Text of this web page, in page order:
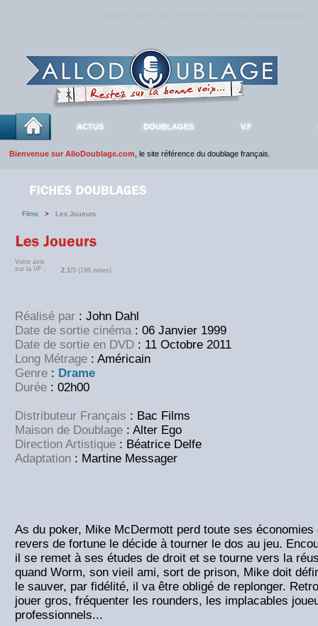
ACTUS DOUBLAGES V.F
Bienvenue sur AlloDoublage.com , le site référence du doublage français.
Films > Les Joueurs
Votre avis
sur la VF :
2.1/5 (196 notes)
Réalisé par : John Dahl
Date de sortie cinéma : 06 Janvier 1999
Date de sortie en DVD : 11 Octobre 2011
Long Métrage : Américain
Genre : Drame
Durée : 02h00
Distributeur Français : Bac Films
Maison de Doublage : Alter Ego
Direction Artistique : Béatrice Delfe
Adaptation : Martine Messager
As du poker, Mike McDermott perd toute ses économies
revers de fortune le décide à tourner le dos au jeu.
il se remet à ses études de droit et se tourne vers la
quand Worm, son vieil ami, sort de prison, Mike doit
le sauver, par fidélité, il va être obligé de replonger.
jouer gros, fréquenter les rounders, les implacables
professionnels...